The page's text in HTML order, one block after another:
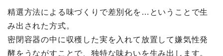
精選方法による味づくりで差別化を…ということで⽣
み出された方式。
密閉容器の中に収穫した実を⼊れて放置して嫌気性発
酵をうながすことで、独特な味わいを⽣み出します。